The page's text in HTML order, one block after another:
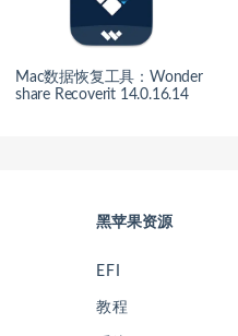
Mac数据恢复工具：Wonder
share Recoverit 14.0.16.14
黑苹果资源
EFI
教程